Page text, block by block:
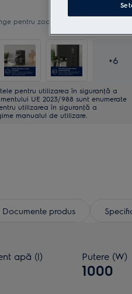
pentru zoom
+6
pentru utilizarea în siguranţă a
UE 2023/988 sunt enumerate
utilizarea în siguranţă a
manualul de utilizare.
Documente produs
apă (l) Putere (W)
1000